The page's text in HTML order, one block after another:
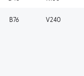
B76 V240